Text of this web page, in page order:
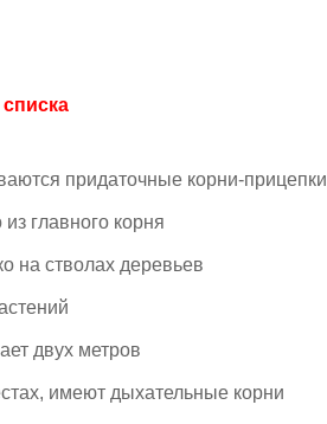
придаточные корни-прицепки
главного корня
на стволах деревьев
двух метров
имеют дыхательные корни